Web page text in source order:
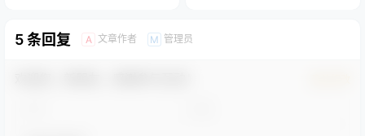
5 条回复 A 文章作者 M 管理员